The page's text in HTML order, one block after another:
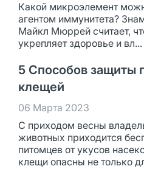
Какой микроэлемент
агентом иммунитета?
Майкл Мюррей считает,
укрепляет здоровье и вл...
5 Способов защиты
клещей
06 Марта 2023
С приходом весны
животных приходится
питомцев от укусов
клещи опасны не только